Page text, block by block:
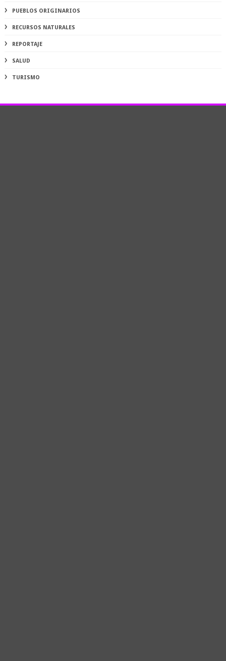
PUEBLOS ORIGINARIOS
RECURSOS NATURALES
REPORTAJE
SALUD
TURISMO